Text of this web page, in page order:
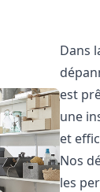
Dans
est
une
et
Nos
les